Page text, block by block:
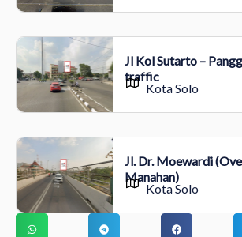
Jl Kol Sutarto –
traffic
Kota Solo
Jl. Dr. Moewardi
Manahan)
Kota Solo